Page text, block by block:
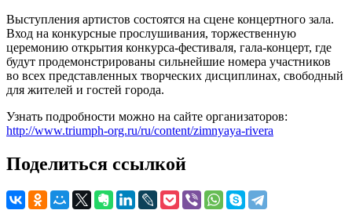
Выступления артистов состоятся на сцене концертного зала.
Вход на конкурсные прослушивания, торжественную
церемонию открытия конкурса-фестиваля, гала-концерт, где
будут продемонстрированы сильнейшие номера участников
во всех представленных творческих дисциплинах, свободный
для жителей и гостей города.
Узнать подробности можно на сайте организаторов:
http://www.triumph-org.ru/ru/content/zimnyaya-rivera
Поделиться ссылкой